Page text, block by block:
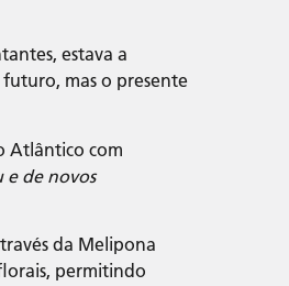
estava a
mas o presente
Atlântico com
e de novos
da Melipona
permitindo